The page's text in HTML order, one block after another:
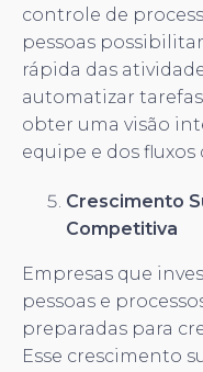
controle de
pessoas
rápida das
automatizar
obter uma visão
equipe e dos
Crescimento
Competitiva
Empresas que
pessoas e
preparadas para
Esse crescimento